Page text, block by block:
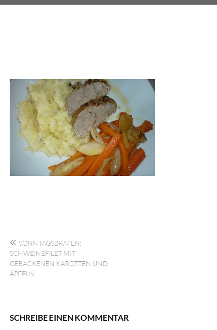
Beitragsnavigation
SONNTAGSBRATEN:
SCHWEINEFILET MIT
GEBACKENEN KAROTTEN UND
ÄPFELN
SCHREIBE EINEN KOMMENTAR